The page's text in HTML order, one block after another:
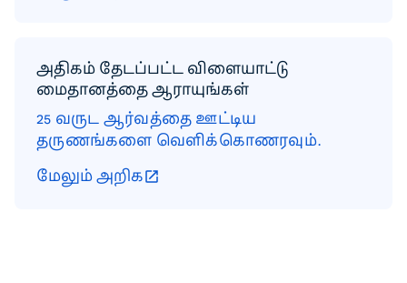
அதிகம் தேடப்பட்ட விளையாட்டு
மைதானத்தை ஆராயுங்கள்
25 வருட ஆர்வத்தை ஊட்டிய
தருணங்களை வெளிக்கொணரவும்.
மேலும் அறிக